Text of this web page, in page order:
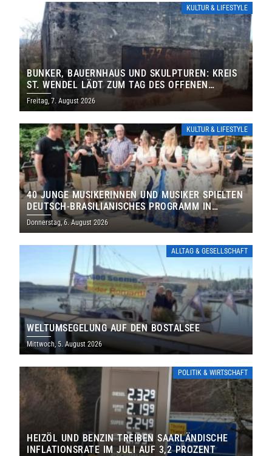
KULTUR & LIFESTYLE
BUNKER, BAUERNHAUS UND SKULPTUREN: KREIS
ST. WENDEL LÄDT ZUM TAG DES OFFENEN
DENKMALS EIN
Freitag, 7. August 2026
KULTUR & LIFESTYLE
40 JUNGE MUSIKERINNEN UND MUSIKER SPIELTEN
DEUTSCH-BRASILIANISCHES PROGRAMM IN
THOLEY
Donnerstag, 6. August 2026
ALLTAG & GESELLSCHAFT
WELTUMSEGELUNG AUF DEN BOSTALSEE
Mittwoch, 5. August 2026
POLITIK & WIRTSCHAFT
HEIZÖL UND BENZIN TREIBEN SAARLÄNDISCHE
INFLATIONSRATE IM JULI AUF 3,2 PROZENT